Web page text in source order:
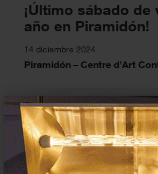
¡Último sábado de
año en Piramidón!
14 diciembre 2024
Piramidón – Centre d’Art